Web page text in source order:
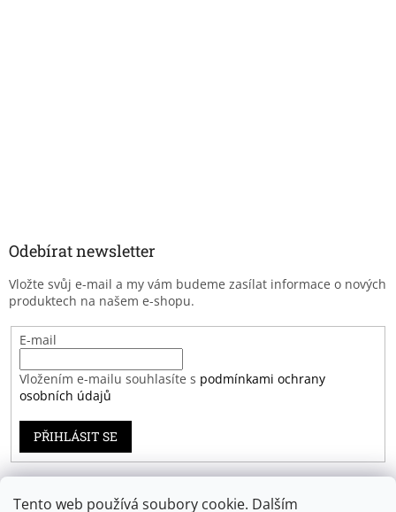
Tento web používá soubory cookie. Dalším
Odebírat newsletter
Vložte svůj e-mail a my vám budeme zasílat informace o nových
produktech na našem e-shopu.
E-mail
Vložením e-mailu souhlasíte s podmínkami ochrany
osobních údajů
PŘIHLÁSIT SE